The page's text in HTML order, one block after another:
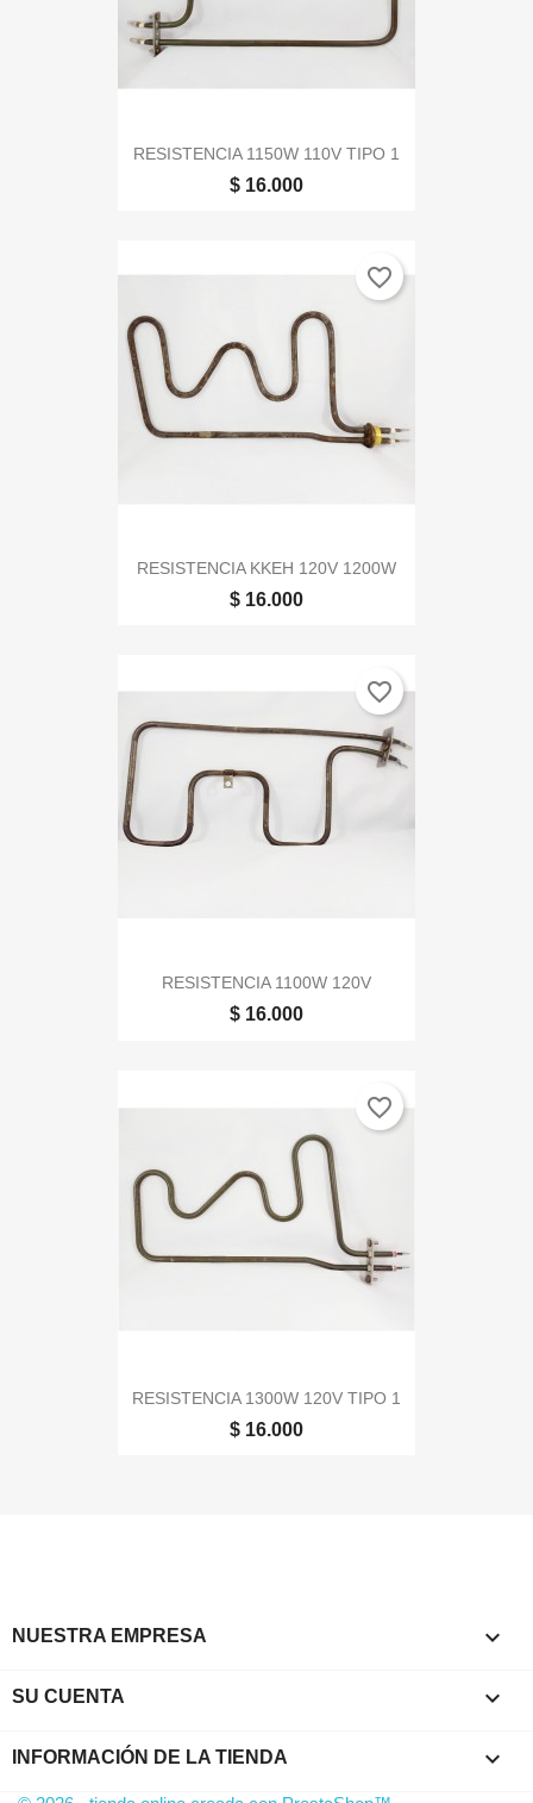
RESISTENCIA 1150W 110V TIPO 1
$ 16.000
RESISTENCIA KKEH 120V 1200W
$ 16.000
favorite_border
RESISTENCIA 1100W 120V
$ 16.000
favorite_border
RESISTENCIA 1300W 120V TIPO 1
$ 16.000
favorite_border
NUESTRA EMPRESA 
SU CUENTA 
INFORMACIÓN DE LA TIENDA keyboard_arrow_down